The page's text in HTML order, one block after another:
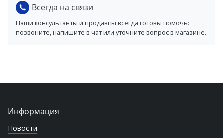
Всегда на связи
Наши консультанты и продавцы всегда готовы помочь:
позвоните, напишите в чат или уточните вопрос в магазине.
Информация
Новости